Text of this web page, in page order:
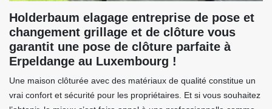
Holderbaum elagage entreprise de pose et
changement grillage et de clôture vous
garantit une pose de clôture parfaite à
Erpeldange au Luxembourg !
Une maison clôturée avec des matériaux de qualité constitue un
vrai confort et sécurité pour les propriétaires. Et si vous souhaitez